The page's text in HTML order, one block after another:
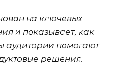
на ключевых
и показывает, как
аудитории помогают
решения.